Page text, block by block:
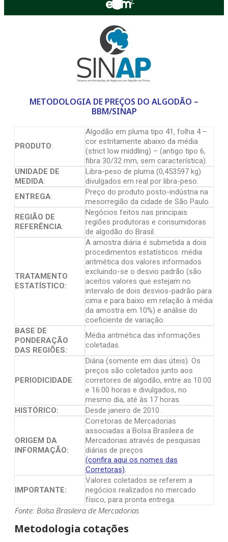
METODOLOGIA DE PREÇOS DO ALGODÃO –
BBM/SINAP
PRODUTO:
Algodão em pluma tipo 41, folha 4 –
cor estritamente abaixo da média
(strict low middling) – (antigo tipo 6,
fibra 30/32 mm, sem característica).
UNIDADE DE
MEDIDA:
Libra-peso de pluma (0,453597 kg)
divulgados em real por libra-peso.
ENTREGA:
Preço do produto posto-indústria na
mesorregião da cidade de São Paulo.
REGIÃO DE
REFERÊNCIA:
Negócios feitos nas principais
regiões produtoras e consumidoras
de algodão do Brasil.
TRATAMENTO
ESTATÍSTICO:
A amostra diária é submetida a dois
procedimentos estatísticos: média
aritmética dos valores informados
excluindo-se o desvio padrão (são
aceitos valores que estejam no
intervalo de dois desvios-padrão para
cima e para baixo em relação à média
da amostra em 10%) e análise do
coeficiente de variação.
BASE DE
PONDERAÇÃO
DAS REGIÕES:
Média aritmética das informações
coletadas.
PERIODICIDADE:
Diária (somente em dias úteis). Os
preços são coletados junto aos
corretores de algodão, entre as 10:00
e 16:00 horas e divulgados, no
mesmo dia, até às 17 horas.
HISTÓRICO:
Desde janeiro de 2010.
ORIGEM DA
INFORMAÇÃO:
Corretoras de Mercadorias
associadas a Bolsa Brasileira de
Mercadorias através de pesquisas
diárias de preços
(confira aqui os nomes das
Corretoras)
IMPORTANTE:
Valores coletados se referem a
negócios realizados no mercado
físico, para pronta entrega.
Fonte: Bolsa Brasileira de Mercadorias
Metodologia cotações